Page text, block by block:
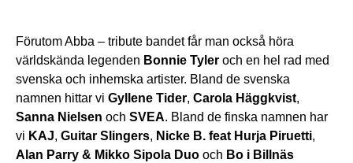
Förutom Abba – tribute bandet får man också höra
världskända legenden Bonnie Tyler och en hel rad med
svenska och inhemska artister. Bland de svenska
namnen hittar vi Gyllene Tider, Carola Häggkvist,
Sanna Nielsen och SVEA. Bland de finska namnen har
vi KAJ, Guitar Slingers, Nicke B. feat Hurja Piruetti,
Alan Parry & Mikko Sipola Duo och Bo i Billnäs